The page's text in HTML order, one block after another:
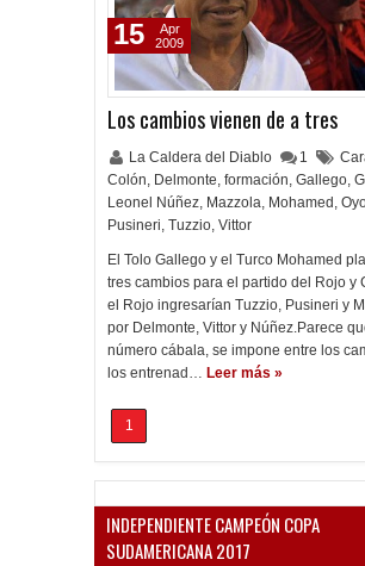
Los cambios vienen de a tres
La Caldera del Diablo 1
Colón, Delmonte, formación, Gallego,
Leonel Núñez, Mazzola, Mohamed ,
Pusineri, Tuzzio, Vittor
El Tolo Gallego y el Turco Mohamed
tres cambios para el partido del Rojo y
el Rojo ingresarían Tuzzio, Pusineri y
por Delmonte, Vittor y Núñez.Parece
número cábala, se impone entre los
los entrenad… Leer más »
15
Apr
2009
1
INDEPENDIENTE CAMPEÓN COPA
SUDAMERICANA 2017